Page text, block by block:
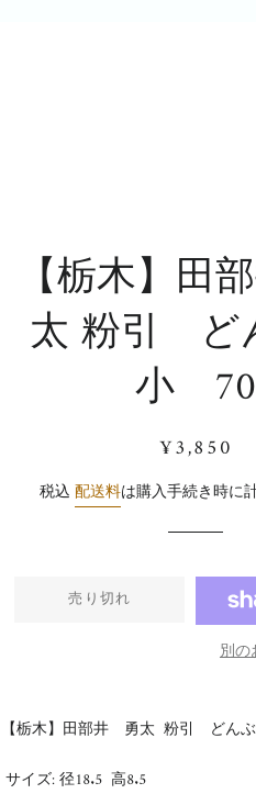
【栃木】田
太 粉引 ど
小 70
通
価
販
価
¥3,850
税込配送料は購入手続き時に
売り切れ
別の
【栃木】田部井 勇太 粉引 どん
サイズ:径18.5 高8.5